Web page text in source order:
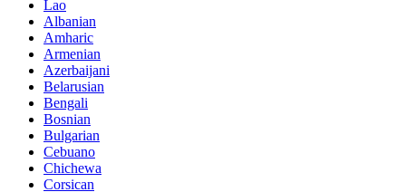
Lao
Albanian
Amharic
Armenian
Azerbaijani
Belarusian
Bengali
Bosnian
Bulgarian
Cebuano
Chichewa
Corsican